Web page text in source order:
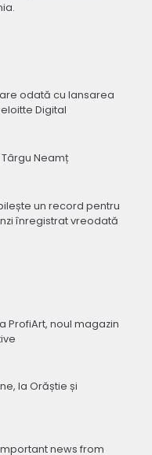
odată cu lansarea
Digital
Neamț
un record pentru
înregistrat vreodată
ProfiArt, noul magazin
la Orăștie și
news from